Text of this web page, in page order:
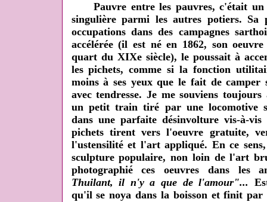
Pauvre entre les pauvres, c'était un
singulière parmi les autres potiers. Sa
occupations dans des campagnes
accélérée (il est né en 1862, son
quart du XIXe siècle), le poussait à
les pichets, comme si la fonction
moins à ses yeux que le fait de camper
avec tendresse. Je me souviens
un petit train tiré par une locomotive
dans une parfaite désinvolture vis-à-vis
pichets tirent vers l'oeuvre gratuite,
l'ustensilité et l'art appliqué. En ce
sculpture populaire, non loin de l'art
photographié ces oeuvres dans
Thuilant, il n'y a que de l'amour"...
qu'il se noya dans la boisson et finit par